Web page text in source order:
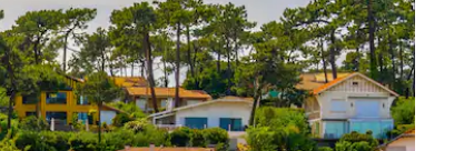
eller se mere ved at trykke eller stryge.